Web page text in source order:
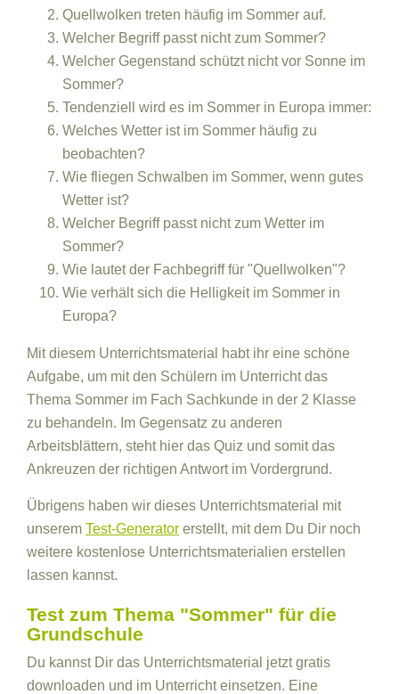
Quellwolken treten häufig im Sommer auf.
Welcher Begriff passt nicht zum Sommer?
Welcher Gegenstand schützt nicht vor Sonne im
Sommer?
Tendenziell wird es im Sommer in Europa immer:
Welches Wetter ist im Sommer häufig zu
beobachten?
Wie fliegen Schwalben im Sommer, wenn gutes
Wetter ist?
Welcher Begriff passt nicht zum Wetter im
Sommer?
Wie lautet der Fachbegriff für "Quellwolken"?
Wie verhält sich die Helligkeit im Sommer in
Europa?
Mit diesem Unterrichtsmaterial habt ihr eine schöne
Aufgabe, um mit den Schülern im Unterricht das
Thema Sommer im Fach Sachkunde in der 2 Klasse
zu behandeln. Im Gegensatz zu anderen
Arbeitsblättern, steht hier das Quiz und somit das
Ankreuzen der richtigen Antwort im Vordergrund.
Übrigens haben wir dieses Unterrichtsmaterial mit
unserem Test-Generator erstellt, mit dem Du Dir noch
weitere kostenlose Unterrichtsmaterialien erstellen
lassen kannst.
Test zum Thema "Sommer" für die
Grundschule
Du kannst Dir das Unterrichtsmaterial jetzt gratis
downloaden und im Unterricht einsetzen. Eine